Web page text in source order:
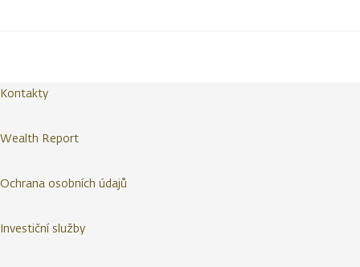
Kontakty
Wealth Report
Ochrana osobních údajů
Investiční služby